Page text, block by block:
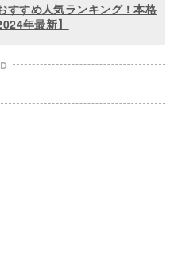
すすめ人気ランキング！本格
年最新】